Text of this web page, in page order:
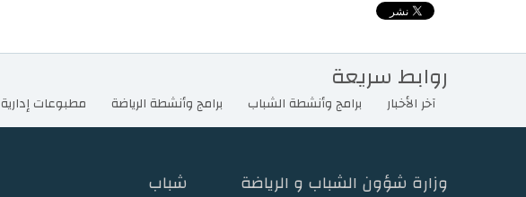
روابط سريعة
آخر الأخبار برامج وأنشطة الشباب برامج وأنشطة الرياضة مطبوعات إدارية
وزارة شؤون الشباب و الرياضة شباب